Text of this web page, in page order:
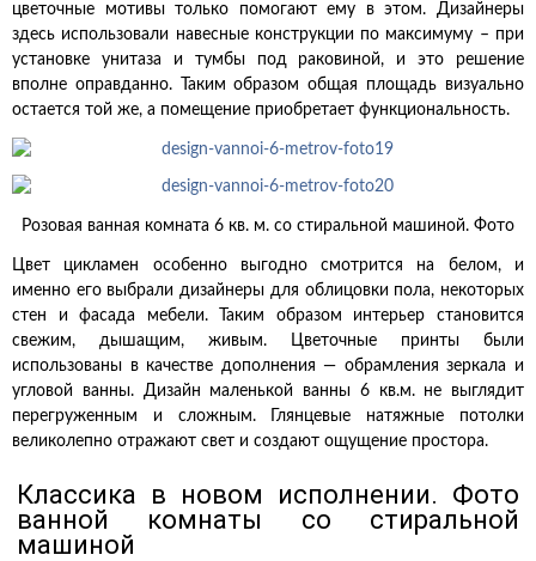
цветочные мотивы только помогают ему в этом. Дизайнеры
здесь использовали навесные конструкции по максимуму – при
установке унитаза и тумбы под раковиной, и это решение
вполне оправданно. Таким образом общая площадь визуально
остается той же, а помещение приобретает функциональность.
Розовая ванная комната 6 кв. м. со стиральной машиной. Фото
Цвет цикламен особенно выгодно смотрится на белом, и
именно его выбрали дизайнеры для облицовки пола, некоторых
стен и фасада мебели. Таким образом интерьер становится
свежим, дышащим, живым. Цветочные принты были
использованы в качестве дополнения — обрамления зеркала и
угловой ванны. Дизайн маленькой ванны 6 кв.м. не выглядит
перегруженным и сложным. Глянцевые натяжные потолки
великолепно отражают свет и создают ощущение простора.
Классика в новом исполнении. Фото
ванной комнаты со стиральной
машиной